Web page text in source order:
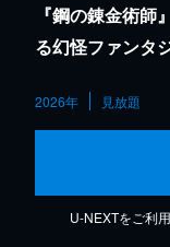
『鋼の錬金術
る幻怪ファンタ
2026年 見放題
U-NEXTをご利